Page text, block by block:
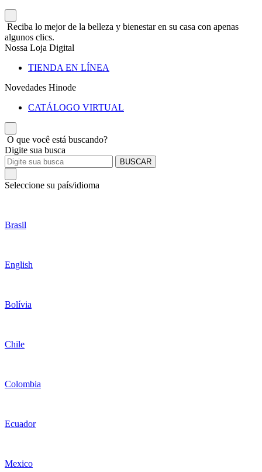
Reciba lo mejor de la belleza y bienestar en su casa con apenas
algunos clics.
Nossa Loja Digital
TIENDA EN LÍNEA
Novedades Hinode
CATÁLOGO VIRTUAL
O que você está buscando?
Digite sua busca
BUSCAR
Seleccione su país/idioma
Brasil
English
Bolívia
Chile
Colombia
Ecuador
Mexico